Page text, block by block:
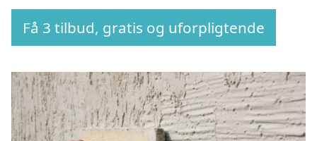
Få 3 tilbud, gratis og uforpligtende